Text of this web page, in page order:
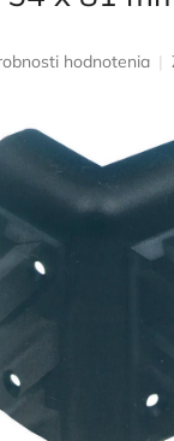
hodnotenia